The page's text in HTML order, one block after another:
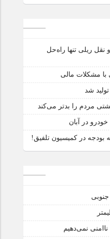
نقل ریلی تنها راه‌حل
با مشکلات مالی
شد
در کمیسیون تلفیق!
نمی‌دهیم